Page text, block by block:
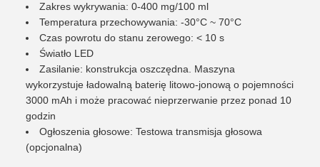
Zakres wykrywania: 0-400 mg/100 ml
Temperatura przechowywania: -30°C ~ 70°C
Czas powrotu do stanu zerowego: < 10 s
Światło LED
Zasilanie: konstrukcja oszczędna. Maszyna
wykorzystuje ładowalną baterię litowo-jonową o pojemności
3000 mAh i może pracować nieprzerwanie przez ponad 10
godzin
Ogłoszenia głosowe: Testowa transmisja głosowa
(opcjonalna)